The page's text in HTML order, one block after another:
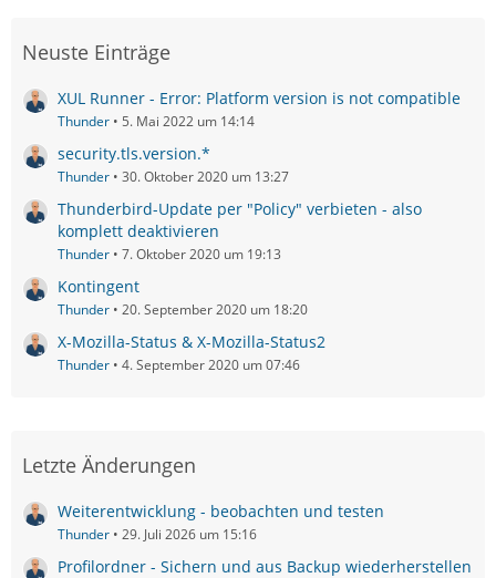
Neuste Einträge
XUL Runner - Error: Platform version is not compatible
Thunder 5. Mai 2022 um 14:14
security.tls.version.*
Thunder 30. Oktober 2020 um 13:27
Thunderbird-Update per "Policy" verbieten - also
komplett deaktivieren
Thunder 7. Oktober 2020 um 19:13
Kontingent
Thunder 20. September 2020 um 18:20
X-Mozilla-Status & X-Mozilla-Status2
Thunder 4. September 2020 um 07:46
Letzte Änderungen
Weiterentwicklung - beobachten und testen
Thunder 29. Juli 2026 um 15:16
Profilordner - Sichern und aus Backup wiederherstellen